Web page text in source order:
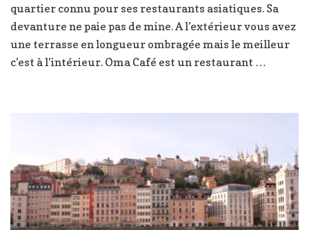
Café
restaurant
et
kids
quartier connu pour ses restaurants asiatiques. Sa
devanture ne paie pas de mine. A l’extérieur vous avez
une terrasse en longueur ombragée mais le meilleur
c’est à l’intérieur. Oma Café est un restaurant …